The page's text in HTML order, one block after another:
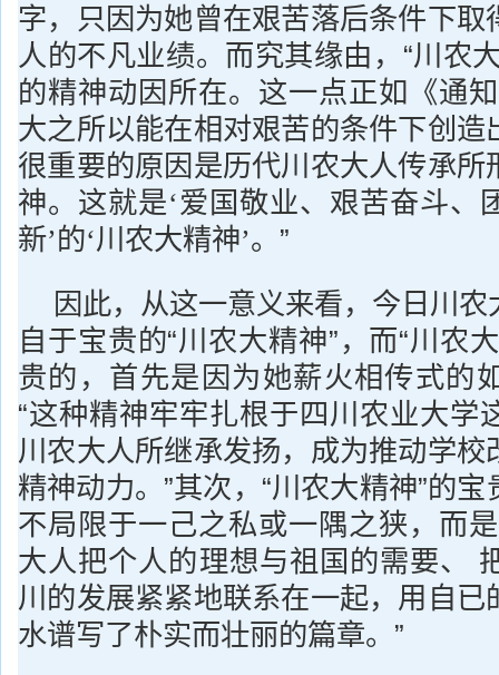
字，只因为她曾在艰苦落后条件下取
人的不凡业绩。而究其缘由，“川农
的精神动因所在。这一点正如《通
大之所以能在相对艰苦的条件下创造
很重要的原因是历代川农大人传承所
神。这就是‘爱国敬业、艰苦奋斗、
新’的‘川农大精神’。”
因此，从这一意义来看，今日川
自于宝贵的“川农大精神”，而“川农
贵的，首先是因为她薪火相传式的
“这种精神牢牢扎根于四川农业大学
川农大人所继承发扬，成为推动学校
精神动力。”其次，“川农大精神”的
不局限于一己之私或一隅之狭，而
大人把个人的理想与祖国的需要、
川的发展紧紧地联系在一起，用自已
水谱写了朴实而壮丽的篇章。”